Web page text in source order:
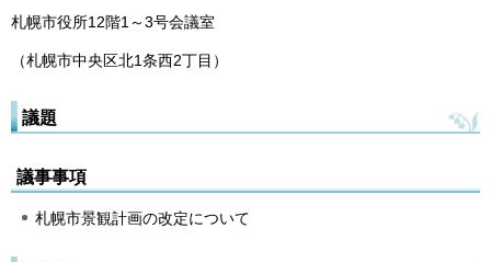
札幌市役所12階1～3号会議室
（札幌市中央区北1条西2丁目）
議題
議事事項
札幌市景観計画の改定について